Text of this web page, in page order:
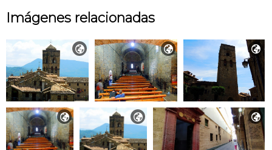
Imágenes relacionadas
  
  